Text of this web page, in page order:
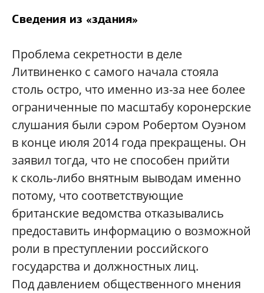
Сведения из «здания»
Проблема секретности в деле
Литвиненко с самого начала стояла
столь остро, что именно из-за нее более
ограниченные по масштабу коронерские
слушания были сэром Робертом Оуэном
в конце июля 2014 года прекращены. Он
заявил тогда, что не способен прийти
к сколь-либо внятным выводам именно
потому, что соответствующие
британские ведомства отказывались
предоставить информацию о возможной
роли в преступлении российского
государства и должностных лиц.
Под давлением общественного мнения